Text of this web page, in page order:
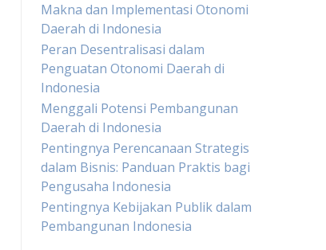
Makna dan Implementasi Otonomi
Daerah di Indonesia
Peran Desentralisasi dalam
Penguatan Otonomi Daerah di
Indonesia
Menggali Potensi Pembangunan
Daerah di Indonesia
Pentingnya Perencanaan Strategis
dalam Bisnis: Panduan Praktis bagi
Pengusaha Indonesia
Pentingnya Kebijakan Publik dalam
Pembangunan Indonesia